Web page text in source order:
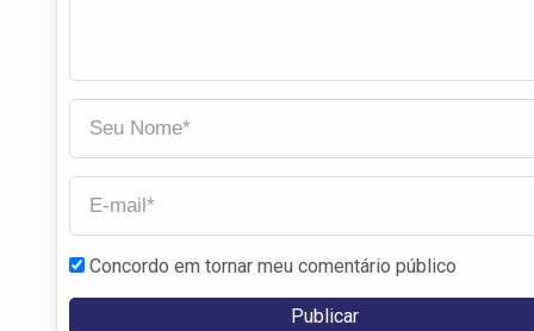
Concordo em tornar meu comentário público